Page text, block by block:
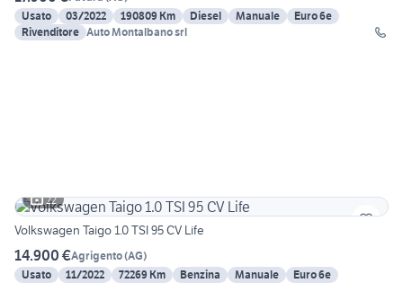
Usato
03/2022 190809 Km Diesel Manuale
Euro 6e
Rivenditore Auto Montalbano srl
22
Volkswagen Taigo 1.0 TSI 95 CV Life
14.900 €Agrigento(AG)
Usato
11/2022 72269 Km Benzina Manuale
Euro 6e